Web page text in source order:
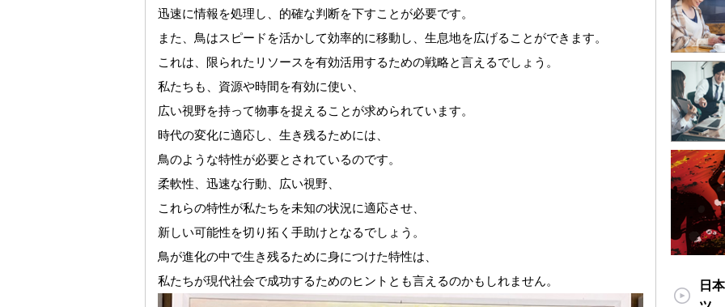
迅速に情報を処理し、的確な判断を下すことが必要です。
また、鳥はスピードを活かして効率的に移動し、生息地を広げることができます。
これは、限られたリソースを有効活用するための戦略と言えるでしょう。
私たちも、資源や時間を有効に使い、
広い視野を持って物事を捉えることが求められています。
時代の変化に適応し、生き残るためには、
鳥のような特性が必要とされているのです。
柔軟性、迅速な行動、広い視野、
これらの特性が私たちを未知の状況に適応させ、
新しい可能性を切り拓く手助けとなるでしょう。
鳥が進化の中で生き残るために身につけた特性は、
私たちが現代社会で成功するためのヒントとも言えるのかもしれません。
日